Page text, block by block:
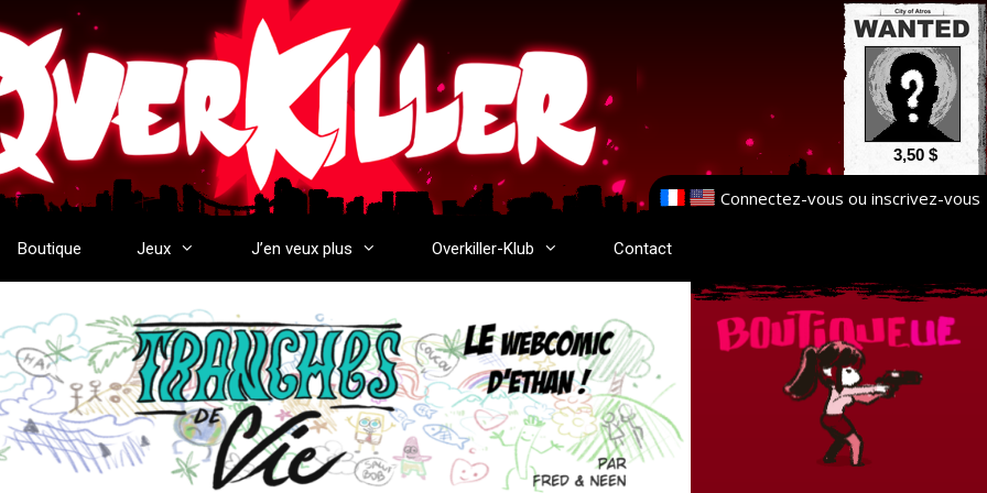
3,50 $
Connectez-vous ou inscrivez-vous
Boutique Jeux J’en veux plus Overkiller-Klub Contact